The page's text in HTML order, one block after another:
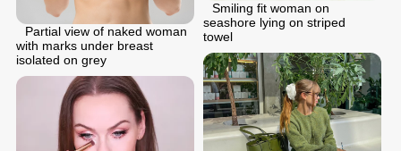
Smiling fit woman on
seashore lying on striped
towel
Partial view of naked woman
with marks under breast
isolated on grey